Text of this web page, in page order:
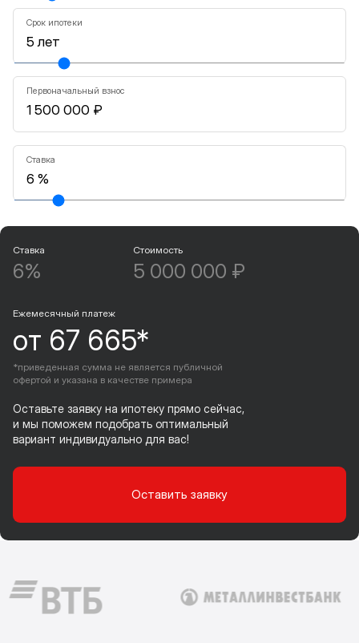
Срок ипотеки
Первоначальный взнос
Ставка
Ставка
6%
Стоимость
5 000 000 ₽
Ежемесячный платеж
от 67 665*
*приведенная сумма не является публичной
офертой и указана в качестве примера
Оставьте заявку на ипотеку прямо сейчас,
и мы поможем подобрать оптимальный
вариант индивидуально для вас!
Оставить заявку